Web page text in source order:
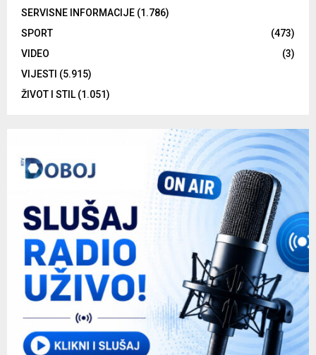
SERVISNE INFORMACIJE (1.786)
SPORT
(473)
VIDEO
(3)
VIJESTI (5.915)
ŽIVOT I STIL (1.051)